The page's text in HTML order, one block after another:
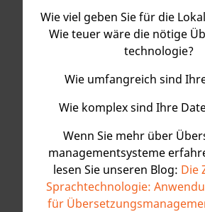
Wie viel geben Sie für die
Wie teuer wäre die nötige
technologie?
Wie umfangreich sind
Wie komplex sind Ihre
Wenn Sie mehr über
management­systeme
lesen Sie unseren Blog: Die
Sprach­­technologie:
für